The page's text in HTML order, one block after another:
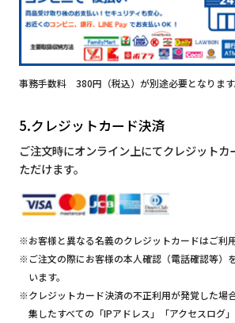
事務手数料 380円（税込）が別途必要となります
5.クレジットカード決済
ご注文時にオンライン上にてクレジットカ
ただけます。
※お客様と異なる名義のクレジットカードはご利
※ご注文の際にお客様の本人確認（電話確認等）
います。
※クレジットカード決済の不正利用が発覚した場
集したすべての「IPアドレス」「アクセスログ